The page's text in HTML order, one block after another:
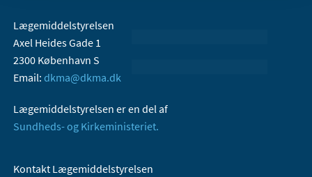
Lægemiddelstyrelsen
Axel Heides Gade 1
2300 København S
Email: dkma@dkma.dk
Lægemiddelstyrelsen er en del af
Sundheds- og Kirkeministeriet.
Kontakt Lægemiddelstyrelsen